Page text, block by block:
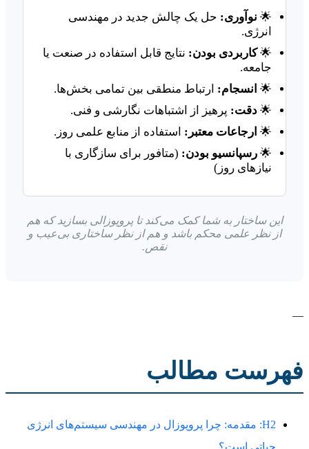
🌟 نوآوری: حل یک چالش جدید در مهندسی
انرژی.
🌟کاربردی بودن: نتایج قابل استفاده در صنعت یا
جامعه.
🌟 انسجام: ارتباط منطقی بین تمامی بخش‌ها.
🌟 دقت: پرهیز از اشتباهات نگارشی و فنی.
🌟 ارجاعات معتبر: استفاده از منابع علمی روز.
🌟 رسپانسیو بودن: (متافور برای سازگاری با
نیازهای روز)
این ساختار به شما کمک می‌کند تا پروپوزالی بسازید که هم
از نظر علمی محکم باشد و هم از نظر ساختاری بی‌عیب و
نقص.
—
فهرست مطالب
H2: مقدمه: چرا پروپوزال در مهندسی سیستم‌های انرژی